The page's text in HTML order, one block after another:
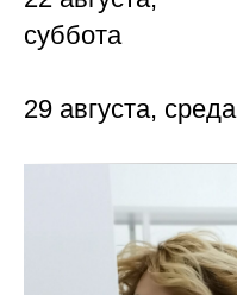
суббота
29 августа, среда